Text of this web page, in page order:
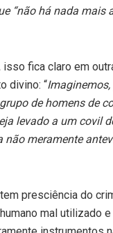
“não há nada
fica claro em
divino: “
de homens de
levado a um covil
meramente
presciência do
mal utilizado